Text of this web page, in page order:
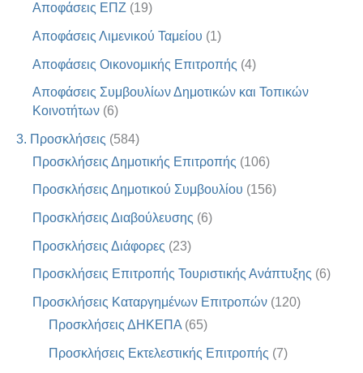
Αποφάσεις ΕΠΖ (19)
Αποφάσεις Λιμενικού Ταμείου (1)
Αποφάσεις Οικονομικής Επιτροπής (4)
Αποφάσεις Συμβουλίων Δημοτικών και Τοπικών
Κοινοτήτων (6)
3. Προσκλήσεις (584)
Προσκλήσεις Δημοτικής Επιτροπής (106)
Προσκλήσεις Δημοτικού Συμβουλίου (156)
Προσκλήσεις Διαβούλευσης (6)
Προσκλήσεις Διάφορες (23)
Προσκλήσεις Επιτροπής Τουριστικής Ανάπτυξης (6)
Προσκλήσεις Καταργημένων Επιτροπών (120)
Προσκλήσεις ΔΗΚΕΠΑ (65)
Προσκλήσεις Εκτελεστικής Επιτροπής (7)